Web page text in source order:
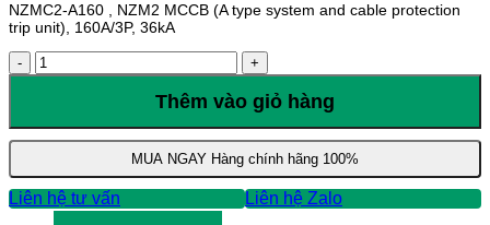
NZMC2-A160 , NZM2 MCCB (A type system and cable protection
trip unit), 160A/3P, 36kA
NZMC2-
A160
Thêm vào giỏ hàng
MUA NGAY Hàng chính hãng 100%
Liên hệ tư vấn Liên hệ Zalo